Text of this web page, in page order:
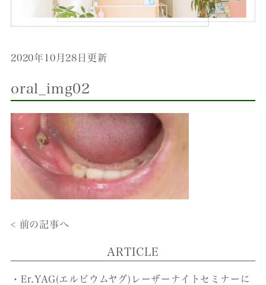
2020年10月28日更新
oral_img02
< 前の記事へ
ARTICLE
・Er.YAG(エルビウムヤグ)レーザーナイトセミナーに